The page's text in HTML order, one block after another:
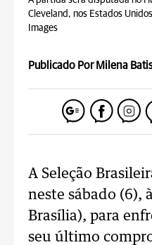
Cleveland, nos Estados
Images
Publicado Por Milena
A Seleção
neste sábado (6),
Brasília), para
seu último